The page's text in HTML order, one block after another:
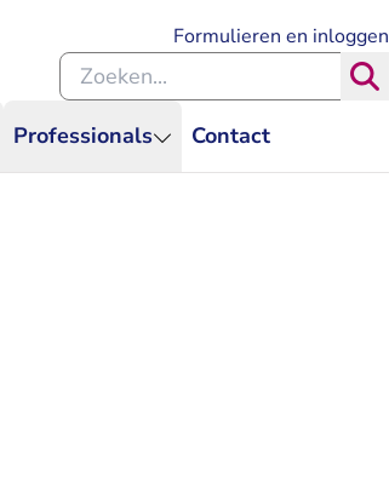
Professionals Contact
Formulieren en inloggen
Zoeken binnen de Rechtspraak